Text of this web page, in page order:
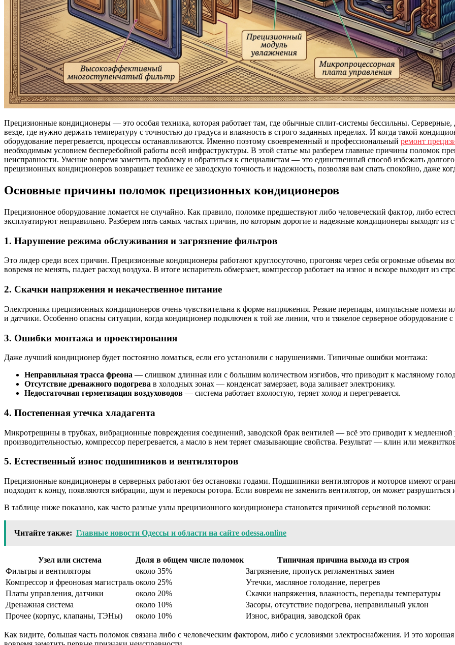
Прецизионные кондиционеры — это особая техника, которая работает там, где обычные сплит-системы бессильны.
везде, где нужно держать температуру с точностью до градуса и влажность в строго заданных пределах. И когда такой
оборудование перегревается, процессы останавливаются. Именно поэтому своевременный и профессиональный ремонт
необходимым условием бесперебойной работы всей инфраструктуры. В этой статье мы разберем главные причины поломок
неисправности. Умение вовремя заметить проблему и обратиться к специалистам — это единственный способ избежать
прецизионных кондиционеров возвращает технике ее заводскую точность и надежность, позволяя вам спать спокойно, даже
Основные причины поломок прецизионных кондиционеров
Прецизионное оборудование ломается не случайно. Как правило, поломке предшествуют либо человеческий фактор, либо
эксплуатируют неправильно. Разберем пять самых частых причин, по которым дорогие и надежные кондиционеры выходят из
1. Нарушение режима обслуживания и загрязнение фильтров
Это лидер среди всех причин. Прецизионные кондиционеры работают круглосуточно, прогоняя через себя огромные объемы
вовремя не менять, падает расход воздуха. В итоге испаритель обмерзает, компрессор работает на износ и вскоре выходит из
2. Скачки напряжения и некачественное питание
Электроника прецизионных кондиционеров очень чувствительна к форме напряжения. Резкие перепады, импульсные помехи
и датчики. Особенно опасны ситуации, когда кондиционер подключен к той же линии, что и тяжелое серверное оборудование
3. Ошибки монтажа и проектирования
Даже лучший кондиционер будет постоянно ломаться, если его установили с нарушениями. Типичные ошибки монтажа:
Неправильная трасса фреона — слишком длинная или с большим количеством изгибов, что приводит к масляному
Отсутствие дренажного подогрева в холодных зонах — конденсат замерзает, вода заливает электронику.
Недостаточная герметизация воздуховодов — система работает вхолостую, теряет холод и перегревается.
4. Постепенная утечка хладагента
Микротрещины в трубках, вибрационные повреждения соединений, заводской брак вентилей — всё это приводит к медленной
производительностью, компрессор перегревается, а масло в нем теряет смазывающие свойства. Результат — клин или
5. Естественный износ подшипников и вентиляторов
Прецизионные кондиционеры в серверных работают без остановки годами. Подшипники вентиляторов и моторов имеют
подходит к концу, появляются вибрации, шум и перекосы ротора. Если вовремя не заменить вентилятор, он может разрушиться
В таблице ниже показано, как часто разные узлы прецизионного кондиционера становятся причиной серьезной поломки:
Читайте также: Главные новости Одессы и области на сайте odessa.online
Узел или система Доля в общем числе поломок
Типичная причина выхода из строя
Фильтры и вентиляторы
около 35%
Загрязнение, пропуск регламентных замен
Компрессор и фреоновая магистраль около 25%
Утечки, масляное голодание, перегрев
Платы управления, датчики
около 20%
Скачки напряжения, влажность, перепады температуры
Дренажная система
около 10%
Засоры, отсутствие подогрева, неправильный уклон
Прочее (корпус, клапаны, ТЭНы)
около 10% Износ, вибрация, заводской брак
Как видите, большая часть поломок связана либо с человеческим фактором, либо с условиями электроснабжения. И это